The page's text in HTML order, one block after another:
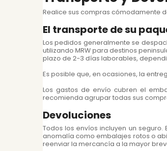
Realice sus compras cómodamente
El transporte de su
Los pedidos generalmente se
utilizando MRW para destinos
plazo de 2-3 días laborables,
Es posible que, en ocasiones, la
Los gastos de envío cubren el
recomienda agrupar todas sus
Devoluciones
Todos los envíos incluyen un
anomalía como embalajes rotos o
reenviar la mercancía a la mayor